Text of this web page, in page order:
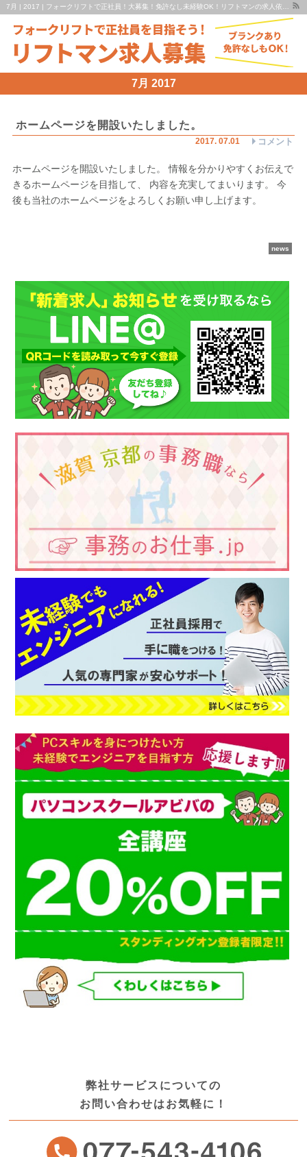
7月 2017
ホームページを開設いたしました。
2017. 07.01 コメント
ホームページを開設いたしました。 情報を分かりやすくお伝えで
きるホームページを目指して、 内容を充実してまいります。 今
後も当社のホームページをよろしくお願い申し上げます。
news
弊社サービスについての
お問い合わせはお気軽に！